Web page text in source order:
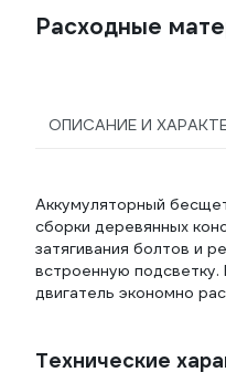
Расходные
ОПИСАНИЕ И
Аккумуляторный
сборки деревянных
затягивания болтов и
встроенную
двигатель экономно
Технические